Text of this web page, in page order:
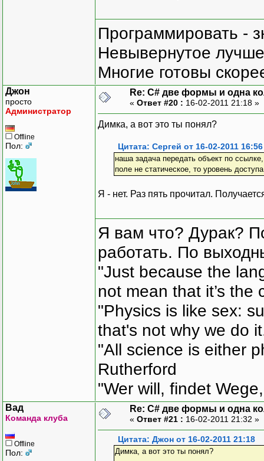
Программировать -
Невывернутое
Многие готовы
Джон
просто
Администратор
Offline
Пол:
Re: C# две формы и одна
« Ответ #20 : 16-02-2011 21:18 »
Димка, а вот это ты понял?
Цитата: Сергей от 16-02-2011 16:56
наша задача передать объект по
поле не статическое, то уровень
Я - нет. Раз пять прочитал.
Я вам что? Дурак?
работать. По
"Just because the
not mean that it’s the
"Physics is like sex:
that's not why we do
"All science is either
Rutherford
"Wer will, findet
Вад
Команда клуба
Offline
Пол:
Re: C# две формы и одна
« Ответ #21 : 16-02-2011 21:32 »
Цитата: Джон от 16-02-2011 21:18
Димка, а вот это ты понял?